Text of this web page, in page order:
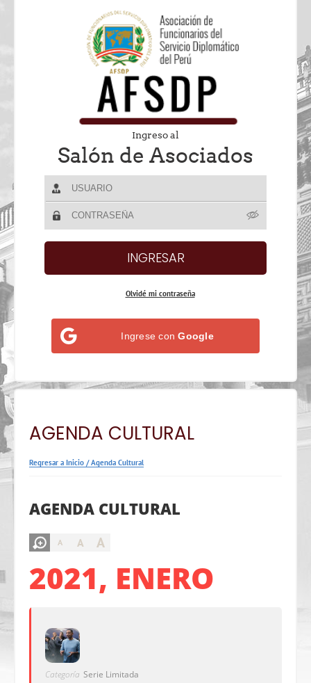
Ingreso al
Salón de Asociados
Olvidé mi contraseña
Ingrese conGoogle
AGENDA CULTURAL
Regresar a Inicio /Agenda Cultural
AGENDA CULTURAL
A A A
2021, ENERO
Categoría Serie Limitada